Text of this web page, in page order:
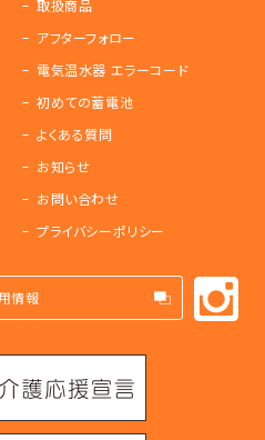
取扱商品
アフターフォロー
電気温水器 エラーコード
初めての蓄電池
よくある質問
お知らせ
お問い合わせ
プライバシーポリシー
情報